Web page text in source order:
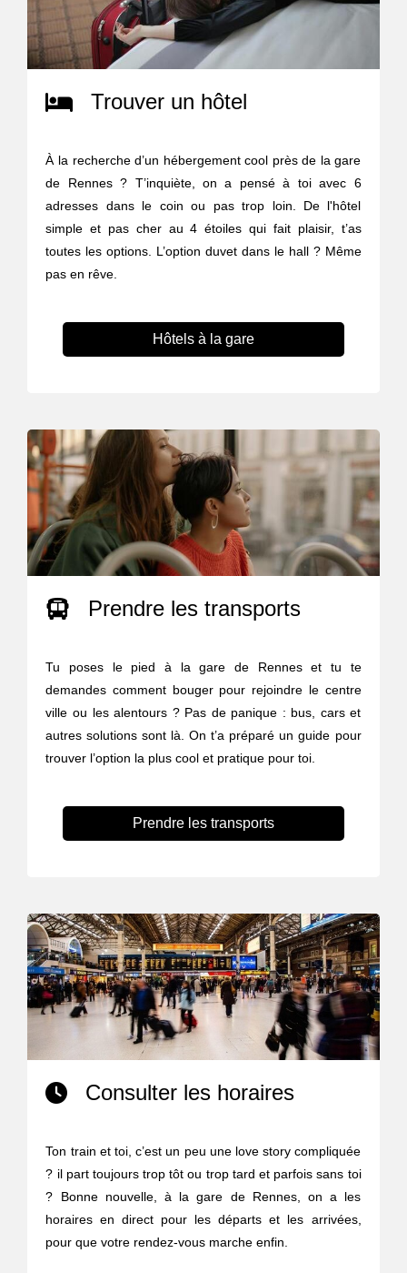
Trouver un hôtel
À la recherche d’un hébergement cool près de la gare
de Rennes ? T’inquiète, on a pensé à toi avec 6
adresses dans le coin ou pas trop loin. De l'hôtel
simple et pas cher au 4 étoiles qui fait plaisir, t’as
toutes les options. L’option duvet dans le hall ? Même
pas en rêve.
Hôtels à la gare
Prendre les transports
Tu poses le pied à la gare de Rennes et tu te
demandes comment bouger pour rejoindre le centre
ville ou les alentours ? Pas de panique : bus, cars et
autres solutions sont là. On t’a préparé un guide pour
trouver l’option la plus cool et pratique pour toi.
Prendre les transports
Consulter les horaires
Ton train et toi, c’est un peu une love story compliquée
? il part toujours trop tôt ou trop tard et parfois sans toi
? Bonne nouvelle, à la gare de Rennes, on a les
horaires en direct pour les départs et les arrivées,
pour que votre rendez-vous marche enfin.